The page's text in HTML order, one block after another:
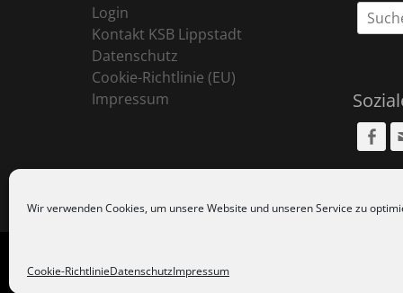
Wir verwenden Cookies, um unsere Website und unseren Service zu
Cookie-RichtlinieDatenschutzImpressum
Login
Kontakt KSB Lippstadt
Datenschutz
Cookie-Richtlinie (EU)
Impressum
Suche
nach: